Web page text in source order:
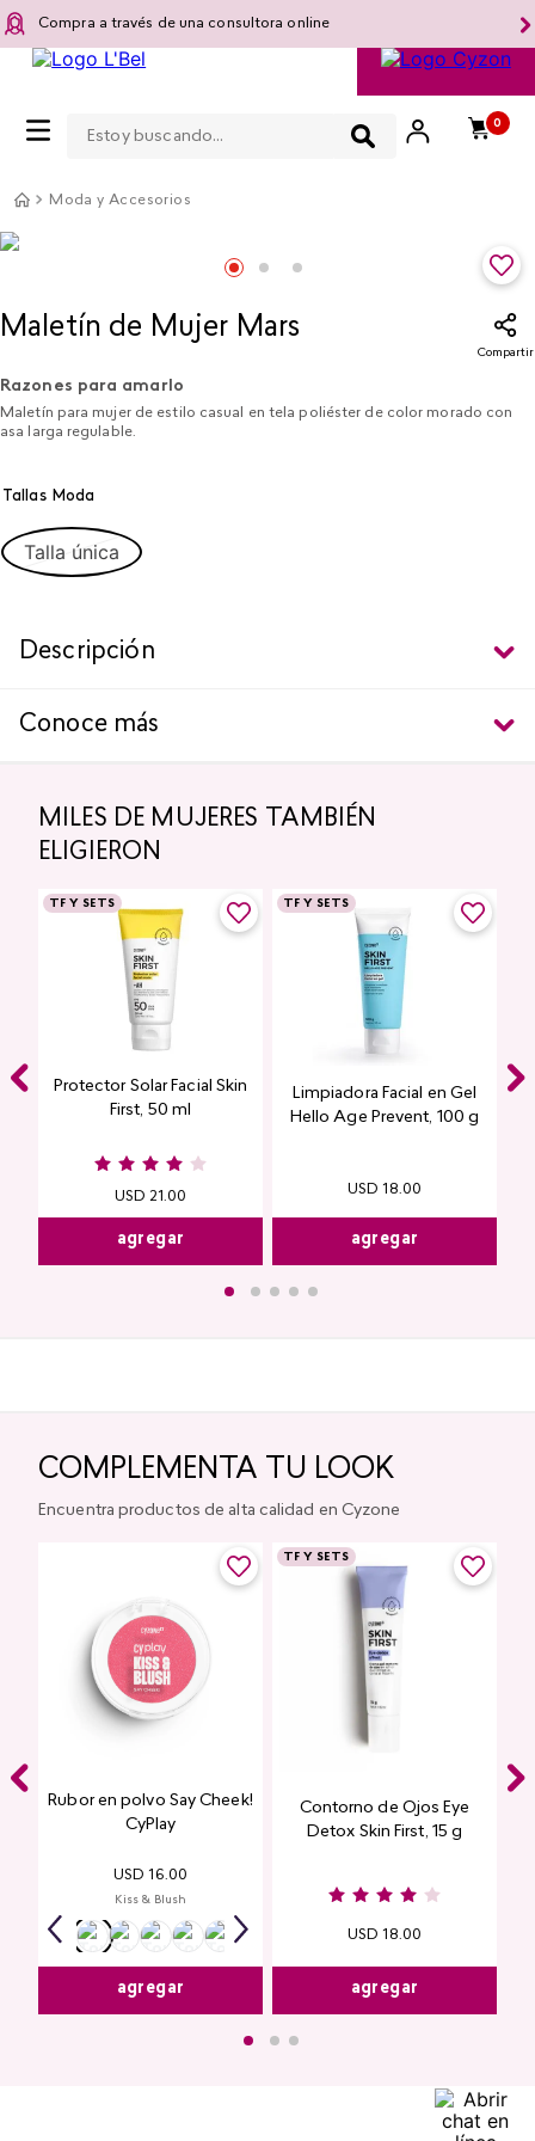
Compra a través de una consultora online
0
Moda y Accesorios
Maletín de Mujer Mars
Compartir
Razones para amarlo
Maletín para mujer de estilo casual en tela poliéster de color morado con
asa larga regulable.
Tallas Moda
Talla única
Descripción
Conoce más
MILES DE MUJERES TAMBIÉN
ELIGIERON
TF Y SETS
Protector Solar Facial Skin
First, 50 ml
USD 21.00
agregar
TF Y SETS
Limpiadora Facial en Gel
Hello Age Prevent, 100 g
USD 18.00
agregar
COMPLEMENTA TU LOOK
Encuentra productos de alta calidad en Cyzone
Rubor en polvo Say Cheek!
CyPlay
USD 16.00
Kiss & Blush
agregar
TF Y SETS
Contorno de Ojos Eye
Detox Skin First, 15 g
USD 18.00
agregar